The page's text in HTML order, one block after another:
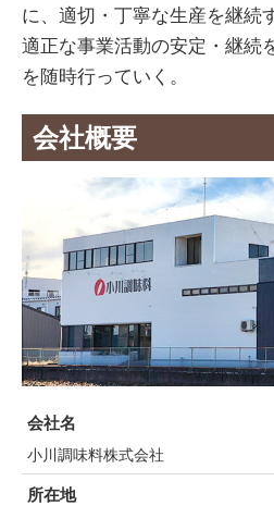
に、適切・丁寧な生産を継続
適正な事業活動の安定・継続
を随時行っていく。
会社概要
会社名
小川調味料株式会社
所在地